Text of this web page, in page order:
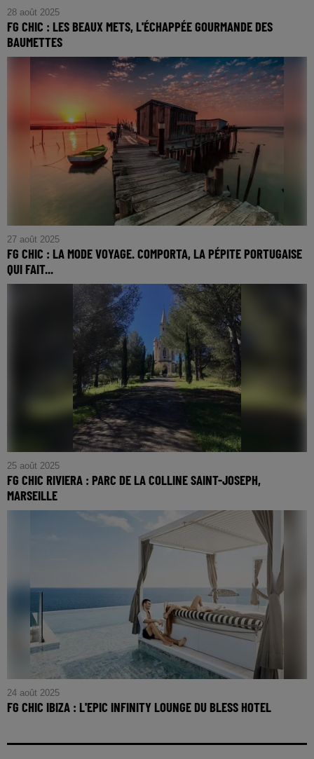
28 août 2025
FG CHIC : LES BEAUX METS, L'ÉCHAPPÉE GOURMANDE DES
BAUMETTES
FG CHIC : Les Beaux Mets, l'échappée Gourmande des
Baumettes
27 août 2025
FG CHIC : LA MODE VOYAGE. COMPORTA, LA PÉPITE PORTUGAISE
QUI FAIT...
FG CHIC : La mode voyage. Comporta, la pépite portugaise
qui fait de l'ombre à Saint-Tropez.
25 août 2025
FG CHIC RIVIERA : PARC DE LA COLLINE SAINT-JOSEPH,
MARSEILLE
FG CHIC RIVIERA : Parc de la Colline Saint-Joseph,
24 août 2025
FG CHIC IBIZA : L'EPIC INFINITY LOUNGE DU BLESS HOTEL